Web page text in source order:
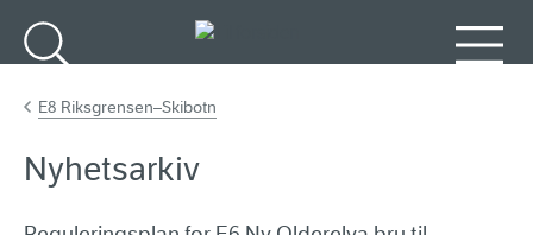
E8 Riksgrensen–Skibotn
Nyhetsarkiv